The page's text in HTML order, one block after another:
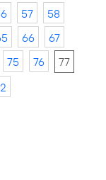
57
58
66
67
75 76
77